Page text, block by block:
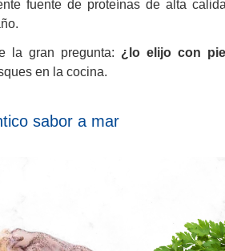
fuente de proteínas de alta
la gran pregunta: ¿lo elijo con
en la cocina.
sabor a mar